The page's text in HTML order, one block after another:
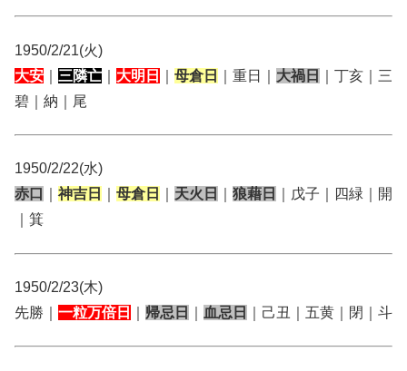
1950/2/21(火)
大安
三隣亡 大明日 母倉日 ｜重日｜ 大禍日
｜丁亥｜三
碧｜納｜尾
1950/2/22(水)
赤口
神吉日 母倉日 天火日 狼藉日
｜戊子｜四緑｜開
｜箕
1950/2/23(木)
先勝｜ 一粒万倍日 帰忌日 血忌日 ｜己丑｜五黄｜閉｜斗